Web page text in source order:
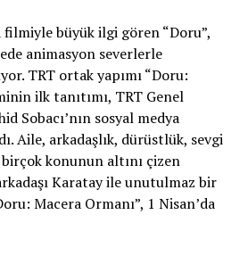
filmiyle büyük ilgi gören “Doru”,
animasyon severlerle
TRT ortak yapımı “Doru:
ilk tanıtımı, TRT Genel
Sobacı’nın sosyal medya
Aile, arkadaşlık, dürüstlük, sevgi
konunun altını çizen
Karatay ile unutulmaz bir
Macera Ormanı”, 1 Nisan’da